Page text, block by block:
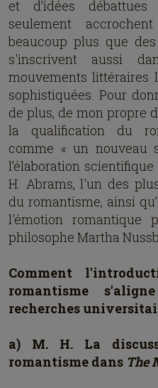
et d’idées
seulement
beaucoup plus que
s'inscrivent aussi
mouvements littéraires
sophistiquées. Pour
de plus, de mon propre
la qualification du
comme « un nouveau
l’élaboration
H. Abrams, l'un des
du romantisme, ainsi
l'émotion romantique
philosophe Martha
Comment
romantisme
recherches
a) M. H. La
romantisme dans The